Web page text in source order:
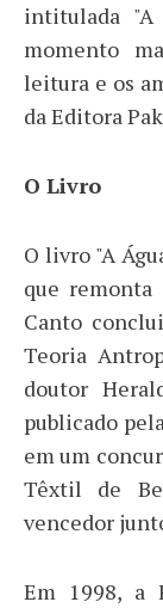
intitulada
momento
leitura e os
da Editora
O Livro
O livro "A
que remonta
Canto
Teoria
doutor
publicado
em um
Têxtil de
vencedor
Em 1998, a